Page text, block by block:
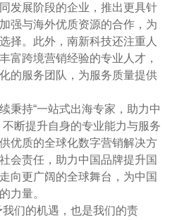
发展阶段的企业，推出更具针
强与海外优质资源的合作，为
择。此外，南新科技还注重人
富跨境营销经验的专业人才，
的服务团队，为服务质量提供
秉持“一站式出海专家，助力中
断提升自身的专业能力与服务
优质的全球化数字营销解决方
会责任，助力中国品牌提升国
向更广阔的全球舞台，为中国
力量。
们的机遇，也是我们的责